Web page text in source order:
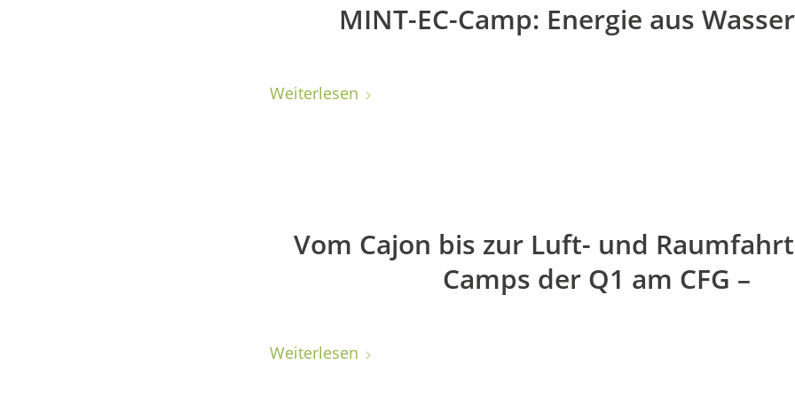
MINT-EC-Camp: Energie aus
Weiterlesen
Vom Cajon bis zur Luft- und
Camps der Q1 am CFG –
Weiterlesen